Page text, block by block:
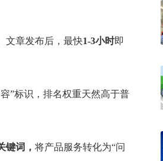
文章发布后，最快1-3小时即
”标识，排名权重天然高于普
键词， 将产品服务转化为“问